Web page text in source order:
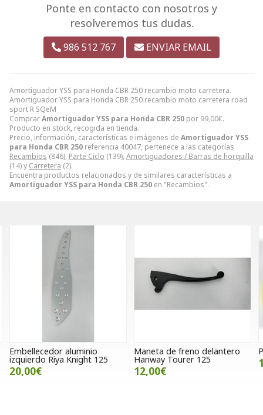
Amortiguador YSS para Honda CBR 250 recambio moto carretera.
Amortiguador YSS para Honda CBR 250 recambio moto carretera road
sport R SQeM
ComprarAmortiguador YSS para Honda CBR 250 por 99,00€.
Producto en stock, recogida en tienda.
Precio, información, características e imágenes de Amortiguador YSS
para Honda CBR 250 referencia 40047, pertenece a las categorías
Recambios (846), Parte Ciclo (139), Amortiguadores / Barras de horquilla
(14) y Carretera (2).
Encuentra productos relacionados y de similares características a
Amortiguador YSS para Honda CBR 250 en "Recambios".
Ponte en contacto con nosotros y
resolveremos tus dudas.
986 512 767 ENVIAR EMAIL
Maneta de freno delantero
Hanway Tourer 125
12,00€
Puños Progrip amarillo
10,00€